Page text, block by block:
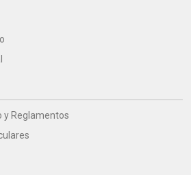
y Reglamentos